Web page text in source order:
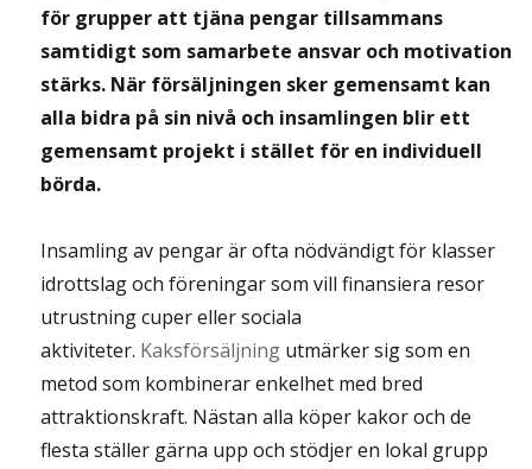
för grupper att tjäna pengar tillsammans
samtidigt som samarbete ansvar och motivation
stärks. När försäljningen sker gemensamt kan
alla bidra på sin nivå och insamlingen blir ett
gemensamt projekt i stället för en individuell
börda.
Insamling av pengar är ofta nödvändigt för klasser
idrottslag och föreningar som vill finansiera resor
utrustning cuper eller sociala
aktiviteter. Kaksförsäljning utmärker sig som en
metod som kombinerar enkelhet med bred
attraktionskraft. Nästan alla köper kakor och de
flesta ställer gärna upp och stödjer en lokal grupp